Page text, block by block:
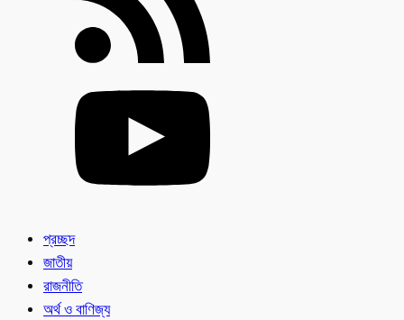
প্রচ্ছদ
জাতীয়
রাজনীতি
অর্থ ও বাণিজ্য